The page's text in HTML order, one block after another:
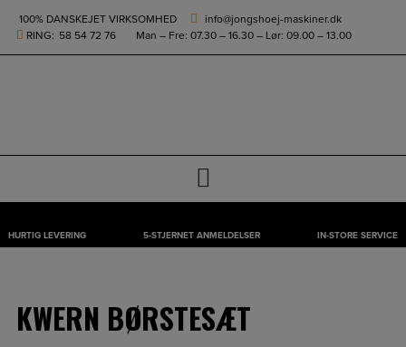
height="0" width="0" style="display:none;visibility:hidden">
100% DANSKEJET VIRKSOMHED
info@jongshoej-maskiner.dk
RING: 58 54 72 76 Man – Fre: 07.30 – 16.30 – Lør: 09.00 – 13.00
HURTIG LEVERING 5-STJERNET ANMELDELSER IN-STORE SERVICE
KWERN BØRSTESÆT